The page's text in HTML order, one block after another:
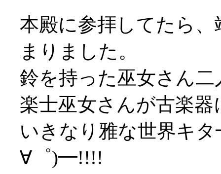
本殿に参拝してたら
まりました。
鈴を持った巫女さん
楽士巫女さんが古楽器
いきなり雅な世界キ
∀゜)━!!!!